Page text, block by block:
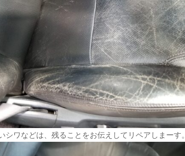
シワなどは、残ることをお伝えしてリペアしまーす。